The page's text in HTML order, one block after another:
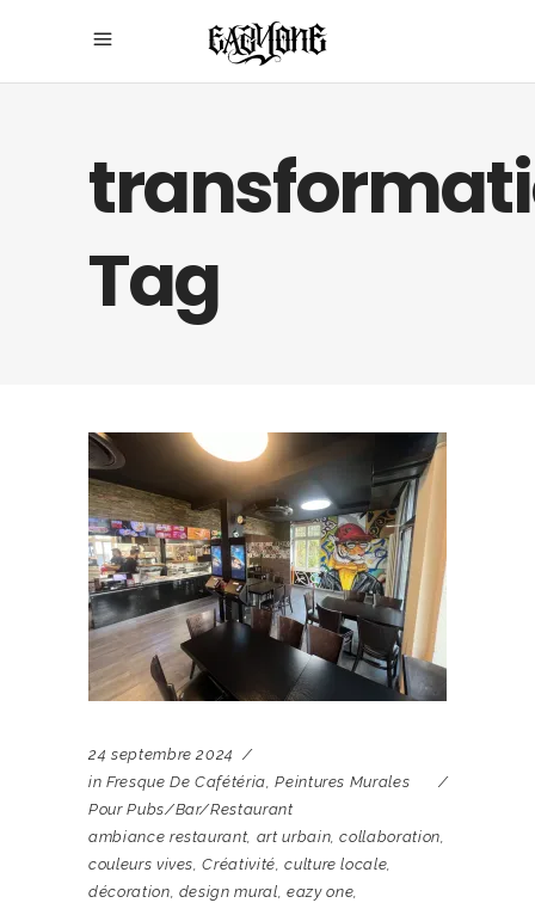
Tag
24 septembre 2024
in Fresque De Cafétéria,Peintures Murales
Pour Pubs/bar/restaurant
ambiance restaurant, art urbain,collaboration,
couleurs vives,Créativité,culture locale,
décoration, design mural, eazy one,